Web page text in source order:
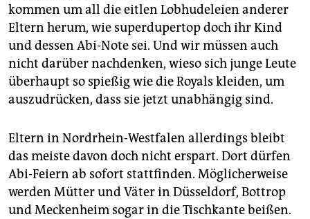
kommen um all die eitlen Lobhudeleien anderer
Eltern herum, wie superdupertop doch ihr Kind
und dessen Abi-Note sei. Und wir müssen auch
nicht darüber nachdenken, wieso sich junge Leute
überhaupt so spießig wie die Royals kleiden, um
auszudrücken, dass sie jetzt unabhängig sind.
Eltern in Nordrhein-Westfalen allerdings bleibt
das meiste davon doch nicht erspart. Dort dürfen
Abi-Feiern ab sofort stattfinden. Möglicherweise
werden Mütter und Väter in Düsseldorf, Bottrop
und Meckenheim sogar in die Tischkante beißen.